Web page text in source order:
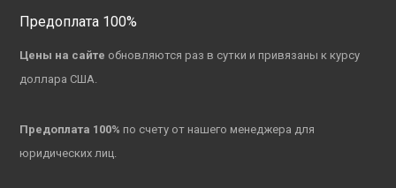
Предоплата 100%
Цены на сайте обновляются раз в сутки и привязаны к курсу
доллара США.
Предоплата 100% по счету от нашего менеджера для
юридических лиц.